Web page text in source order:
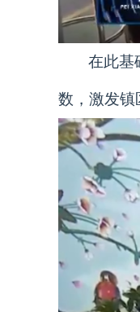
在此基
数，激发镇